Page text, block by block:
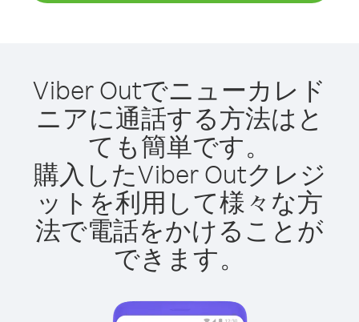
Viber Outでニューカレド
ニアに通話する方法はと
ても簡単です。
購入したViber Outクレジ
ットを利用して様々な方
法で電話をかけることが
できます。